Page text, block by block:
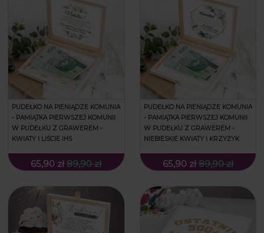
PUDEŁKO NA PIENIĄDZE KOMUNIA
- PAMIĄTKA PIERWSZEJ KOMUNII
W PUDEŁKU Z GRAWEREM -
KWIATY I LIŚCIE IHS
65,90 zł 89,90 zł
PUDEŁKO NA PIENIĄDZE KOMUNIA
- PAMIĄTKA PIERWSZEJ KOMUNII
W PUDEŁKU Z GRAWEREM -
NIEBIESKIE KWIATY I KRZYŻYK
65,90 zł 89,90 zł